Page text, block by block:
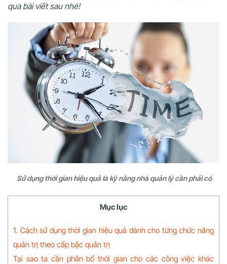
qua bài viết sau nhé!
Sử dụng thời gian hiệu quả là kỹ năng nhà quản lý cần phải có
Mục lục
1. Cách sử dụng thời gian hiệu quả dành cho từng chức năng
quản trị theo cấp bậc quản trị
Tại sao ta cần phân bổ thời gian cho các công việc khác